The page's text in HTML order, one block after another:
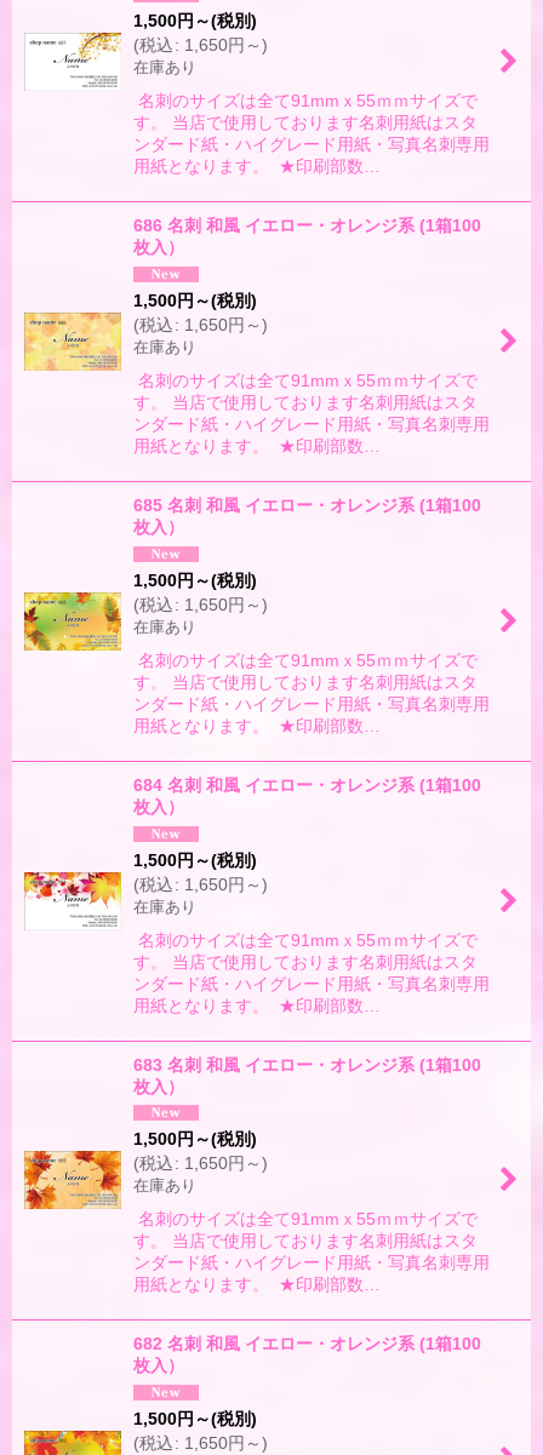
1,500円 ～(税別)
(税込: 1,650円 ～)
在庫あり
名刺のサイズは全て91mmｘ55ｍｍサイズで
す。 当店で使用しております名刺用紙はスタ
ンダード紙・ハイグレード用紙・写真名刺専用
用紙となります。 ★印刷部数…
686 名刺 和風 イエロー・オレンジ系 (1箱100
枚入）
1,500円 ～(税別)
(税込: 1,650円 ～)
在庫あり
名刺のサイズは全て91mmｘ55ｍｍサイズで
す。 当店で使用しております名刺用紙はスタ
ンダード紙・ハイグレード用紙・写真名刺専用
用紙となります。 ★印刷部数…
685 名刺 和風 イエロー・オレンジ系 (1箱100
枚入）
1,500円 ～(税別)
(税込: 1,650円 ～)
在庫あり
名刺のサイズは全て91mmｘ55ｍｍサイズで
す。 当店で使用しております名刺用紙はスタ
ンダード紙・ハイグレード用紙・写真名刺専用
用紙となります。 ★印刷部数…
684 名刺 和風 イエロー・オレンジ系 (1箱100
枚入）
1,500円 ～(税別)
(税込: 1,650円 ～)
在庫あり
名刺のサイズは全て91mmｘ55ｍｍサイズで
す。 当店で使用しております名刺用紙はスタ
ンダード紙・ハイグレード用紙・写真名刺専用
用紙となります。 ★印刷部数…
683 名刺 和風 イエロー・オレンジ系 (1箱100
枚入）
1,500円 ～(税別)
(税込: 1,650円 ～)
在庫あり
名刺のサイズは全て91mmｘ55ｍｍサイズで
す。 当店で使用しております名刺用紙はスタ
ンダード紙・ハイグレード用紙・写真名刺専用
用紙となります。 ★印刷部数…
682 名刺 和風 イエロー・オレンジ系 (1箱100
枚入）
1,500円 ～(税別)
(税込: 1,650円 ～)